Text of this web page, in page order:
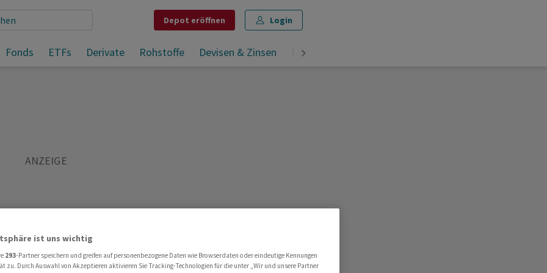
Depot eröffnen Login
Fonds ETFs Derivate Rohstoffe Devisen & Zinsen Krypto
Aluflexpack erhöht Ausblick für Umsatz und EBITDA 2022
Teilen Merken Drucken Kommentare
ist uns wichtig
293-Partner speichern und greifen auf personenbezogene Daten wie Browserdaten oder eindeutige Kennungen
zu. Durch Auswahl von Akzeptieren aktivieren Sie Tracking-Technologien für die unter „Wir und unsere Partner